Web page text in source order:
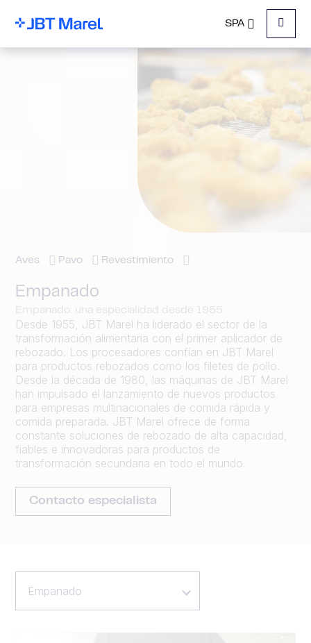
SPA
Menu
Aves Pavo Revestimiento
Empanado
Empanado: una especialidad desde 1955
Desde 1955, JBT Marel ha liderado el sector de la
transformación alimentaria con el primer aplicador de
rebozado. Los procesadores confían en JBT Marel
para productos rebozados como los filetes de pollo.
Desde la década de 1980, las máquinas de JBT Marel
han impulsado el lanzamiento de nuevos productos
para empresas multinacionales de comida rápida y
comida preparada. JBT Marel ofrece de forma
constante soluciones de rebozado de alta capacidad,
fiables e innovadoras para productos de
transformación secundaria en todo el mundo.
Contacto especialista
Empanado